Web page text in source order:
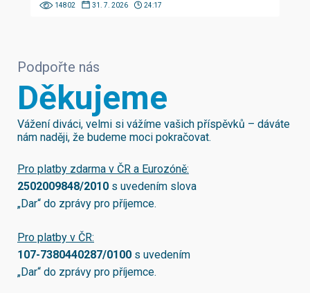
14802 31. 7. 2026 24:17
Podpořte nás
Děkujeme
Vážení diváci, velmi si vážíme vašich příspěvků – dáváte
nám naději, že budeme moci pokračovat.
Pro platby zdarma v ČR a Eurozóně:
2502009848/2010 s uvedením slova
„Dar“ do zprávy pro příjemce.
Pro platby v ČR:
107-7380440287/0100 s uvedením
„Dar“ do zprávy pro příjemce.